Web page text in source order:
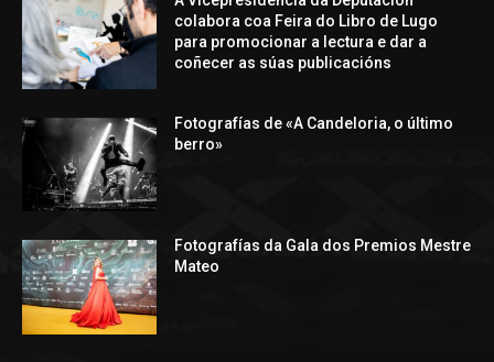
colabora coa Feira do Libro de Lugo
para promocionar a lectura e dar a
coñecer as súas publicacións
Fotografías de «A Candeloria, o último
berro»
Fotografías da Gala dos Premios Mestre
Mateo